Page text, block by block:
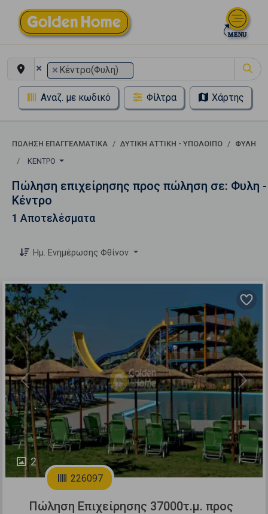
× × Κέντρο(Φυλη)
Αναζ. με κωδικό Φίλτρα Χάρτης
ΠΏΛΗΣΗ ΕΠΑΓΓΕΛΜΑΤΙΚΆ ΔΥΤΙΚΗ ΑΤΤΙΚΗ - ΥΠΟΛΟΙΠΟ
ΦΥΛΗ
ΚΈΝΤΡΟ
Πώληση επιχείρησης προς πώληση σε: Φυλη -
Κέντρο
1 Αποτελέσματα
Ημ. Ενημέρωσης Φθίνον
2
Previous Next
226097
Πώληση Επιχείρησης 37000τ.μ. προς